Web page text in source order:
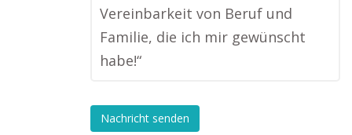
Vereinbarkeit von Beruf und
Familie, die ich mir gewünscht
habe!“
Nachricht senden